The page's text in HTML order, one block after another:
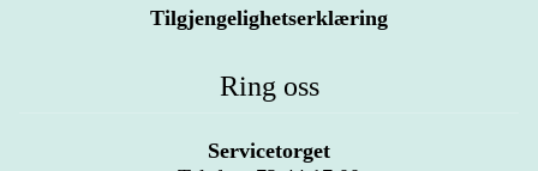
Tilgjengelighetserklæring
Ring oss
Servicetorget